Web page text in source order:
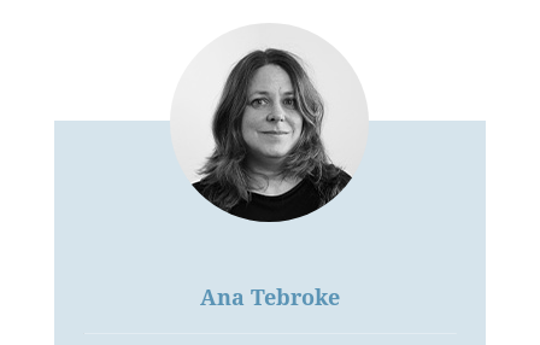
Ana Tebroke